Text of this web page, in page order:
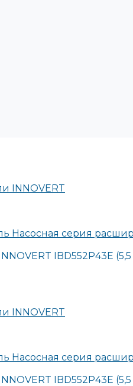
INNOVERT
Насосная серия
IBD552P43E
INNOVERT
Насосная серия
IBD552P43E